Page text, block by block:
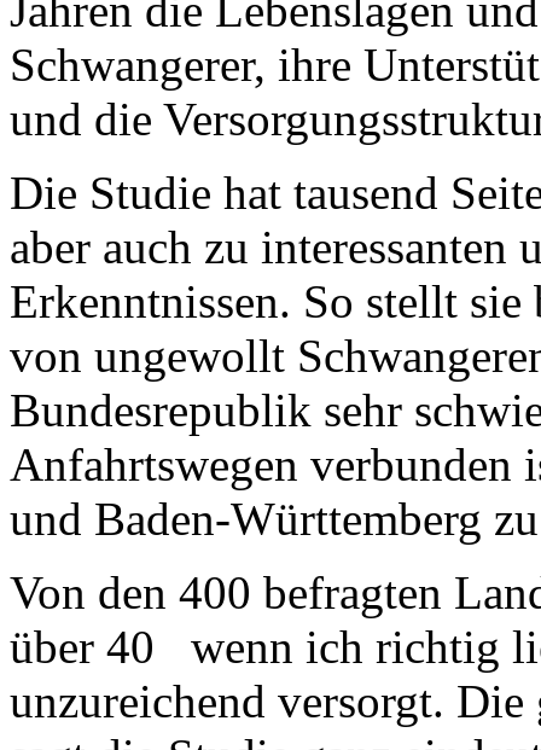
Schwangerer, ihre
und die
Die Studie hat tausend
aber auch zu interessanten
Erkenntnissen. So stellt sie
von ungewollt
Bundesrepublik sehr
Anfahrtswegen verbunden
und Baden-Württemberg
Von den 400 befragten
über 40 wenn ich richtig
unzureichend versorgt.